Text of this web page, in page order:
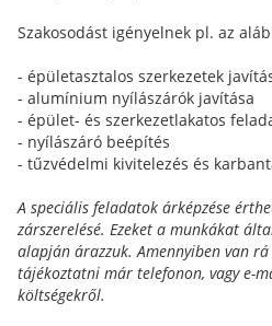
Szakosodást igényelnek pl. az
- épületasztalos szerkezetek
- alumínium nyílászárók javítása
- épület- és szerkezetlakatos
- nyílászáró beépítés
- tűzvédelmi kivitelezés és
A speciális feladatok árképzése
zárszerelésé. Ezeket a munkákat
alapján árazzuk. Amennyiben van
tájékoztatni már telefonon, vagy e-
költségekről.